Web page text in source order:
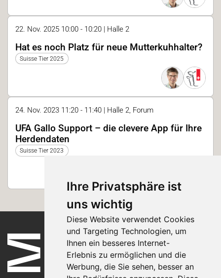
Ihre Privatsphäre ist
uns wichtig
Diese Website verwendet Cookies
und Targeting Technologien, um
Ihnen ein besseres Internet-
Erlebnis zu ermöglichen und die
Werbung, die Sie sehen, besser an
22. Nov. 2025 10:00 - 10:20 | Halle 2
Hat es noch Platz für neue Mutterkuhhalter?
Suisse Tier 2025
24. Nov. 2023 11:20 - 11:40 | Halle 2, Forum
UFA Gallo Support – die clevere App für Ihre
Herdendaten
Suisse Tier 2023